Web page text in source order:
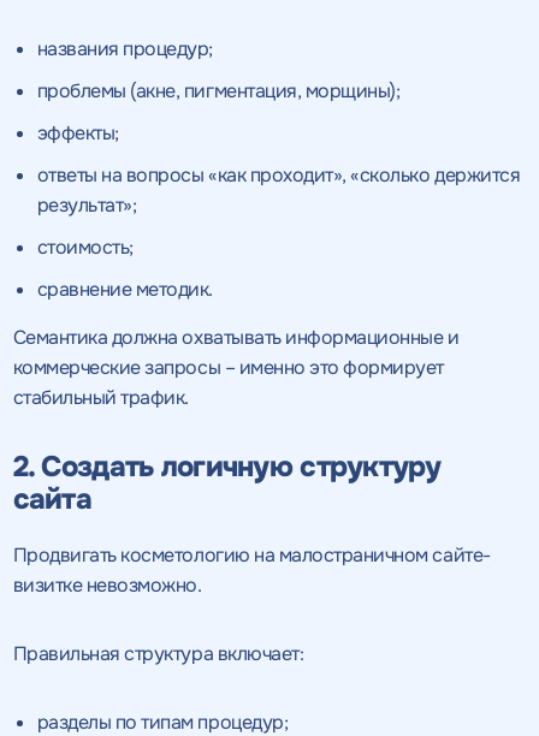
названия процедур;
проблемы (акне, пигментация, морщины);
эффекты;
ответы на вопросы «как проходит», «сколько держится
результат»;
стоимость;
сравнение методик.
Семантика должна охватывать информационные и
коммерческие запросы – именно это формирует
стабильный трафик.
2. Создать логичную структуру
сайта
Продвигать косметологию на малостраничном сайте-
визитке невозможно.
Правильная структура включает:
разделы по типам процедур;